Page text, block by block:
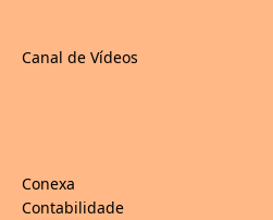
Canal de Vídeos
Conexa
Contabilidade